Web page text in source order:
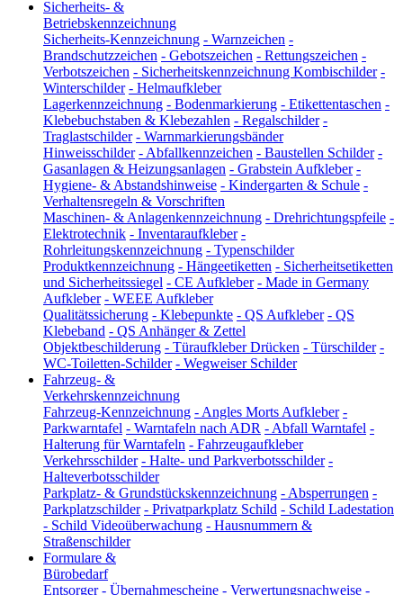
Sicherheits- &
Betriebskennzeichnung
Sicherheits-Kennzeichnung - Warnzeichen -
Brandschutzzeichen - Gebotszeichen - Rettungszeichen -
Verbotszeichen - Sicherheitskennzeichnung Kombischilder -
Winterschilder - Helmaufkleber
Lagerkennzeichnung - Bodenmarkierung - Etikettentaschen -
Klebebuchstaben & Klebezahlen - Regalschilder -
Traglastschilder - Warnmarkierungsbänder
Hinweisschilder - Abfallkennzeichen - Baustellen Schilder -
Gasanlagen & Heizungsanlagen - Grabstein Aufkleber -
Hygiene- & Abstandshinweise - Kindergarten & Schule -
Verhaltensregeln & Vorschriften
Maschinen- & Anlagenkennzeichnung - Drehrichtungspfeile -
Elektrotechnik - Inventaraufkleber -
Rohrleitungskennzeichnung - Typenschilder
Produktkennzeichnung - Hängeetiketten - Sicherheitsetiketten
und Sicherheitssiegel - CE Aufkleber - Made in Germany
Aufkleber - WEEE Aufkleber
Qualitätssicherung - Klebepunkte - QS Aufkleber - QS
Klebeband - QS Anhänger & Zettel
Objektbeschilderung - Türaufkleber Drücken - Türschilder -
WC-Toiletten-Schilder - Wegweiser Schilder
Fahrzeug- &
Verkehrskennzeichnung
Fahrzeug-Kennzeichnung - Angles Morts Aufkleber -
Parkwarntafel - Warntafeln nach ADR - Abfall Warntafel -
Halterung für Warntafeln - Fahrzeugaufkleber
Verkehrsschilder - Halte- und Parkverbotsschilder -
Halteverbotsschilder
Parkplatz- & Grundstückskennzeichnung - Absperrungen -
Parkplatzschilder - Privatparkplatz Schild - Schild Ladestation
- Schild Videoüberwachung - Hausnummern &
Straßenschilder
Formulare &
Bürobedarf
Entsorger - Übernahmescheine - Verwertungsnachweise -